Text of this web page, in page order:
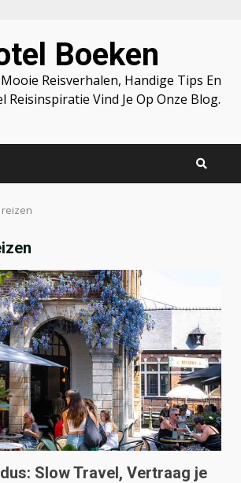
Boeken
Reisverhalen, Handige Tips En
Reisinspiratie Vind Je Op Onze Blog.
Slow Travel, Vertraag je